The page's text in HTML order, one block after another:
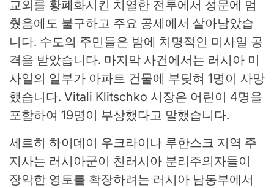
교외를 황폐화시킨 치열한 전투에서 성문에 멈
췄음에도 불구하고 주요 공세에서 살아남았습
니다. 수도의 주민들은 밤에 치명적인 미사일 공
격을 받았습니다. 마지막 사건에서는 러시아 미
사일의 일부가 아파트 건물에 부딪혀 1명이 사망
했습니다. Vitali Klitschko 시장은 어린이 4명을
포함하여 19명이 부상했다고 말했습니다.
세르히 하이데이 우크라이나 루한스크 지역 주
지사는 러시아군이 친러시아 분리주의자들이
장악한 영토를 확장하려는 러시아 남동부에서